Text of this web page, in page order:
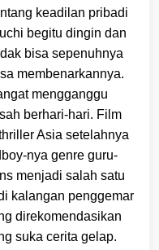
keadilan pribadi
begitu dingin dan
bisa sepenuhnya
membenarkannya.
mengganggu
berhari-hari. Film
Asia setelahnya
nya genre guru-
menjadi salah satu
kalangan penggemar
direkomendasikan
suka cerita gelap.